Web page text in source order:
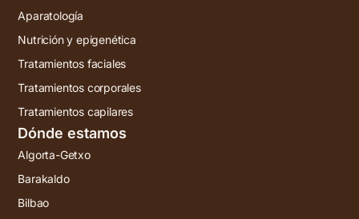
Aparatología
Nutrición y epigenética
Tratamientos faciales
Tratamientos corporales
Tratamientos capilares
Dónde estamos
Algorta-Getxo
Barakaldo
Bilbao